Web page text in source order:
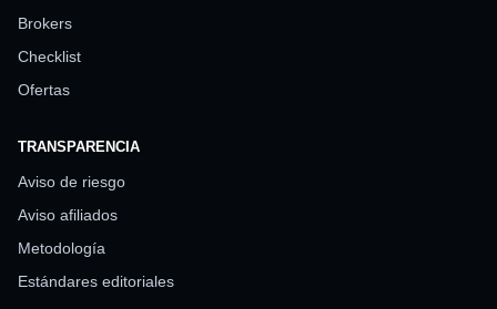
Brokers
Checklist
Ofertas
TRANSPARENCIA
Aviso de riesgo
Aviso afiliados
Metodología
Estándares editoriales